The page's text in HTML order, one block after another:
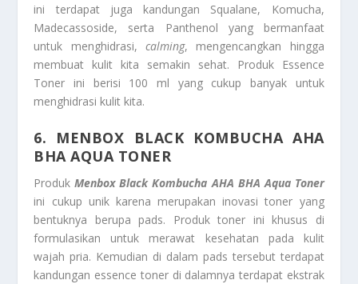
ini terdapat juga kandungan Squalane, Komucha,
Madecassoside, serta Panthenol yang bermanfaat
untuk menghidrasi, calming, mengencangkan hingga
membuat kulit kita semakin sehat. Produk Essence
Toner ini berisi 100 ml yang cukup banyak untuk
menghidrasi kulit kita.
6. MENBOX BLACK KOMBUCHA AHA
BHA AQUA TONER
ProdukMenbox Black Kombucha AHA BHA Aqua Toner
ini cukup unik karena merupakan inovasi toner yang
bentuknya berupa pads. Produk toner ini khusus di
formulasikan untuk merawat kesehatan pada kulit
wajah pria. Kemudian di dalam pads tersebut terdapat
kandungan essence toner di dalamnya terdapat ekstrak